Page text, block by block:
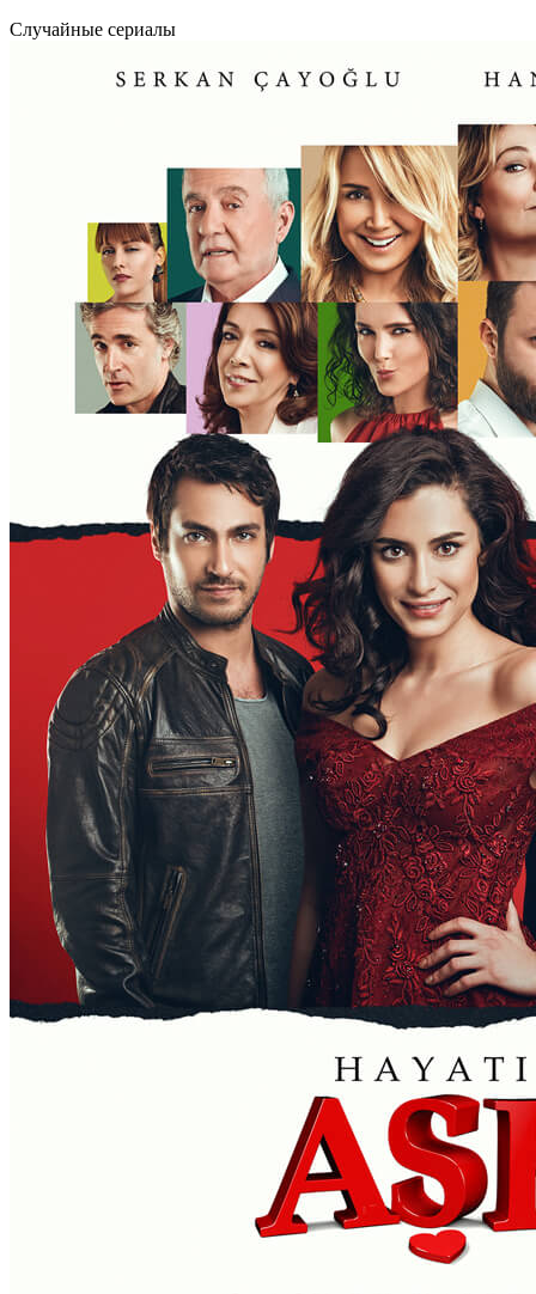
Случайные сериалы